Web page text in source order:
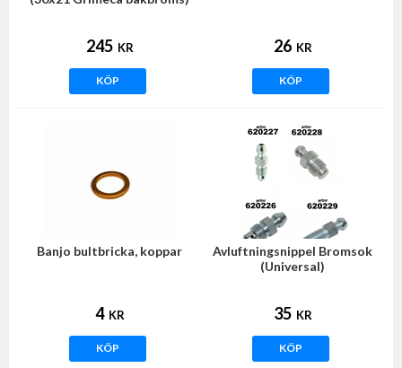
245 KR
KÖP
26 KR
KÖP
Banjo bultbricka, koppar
4 KR
KÖP
Avluftningsnippel Bromsok
(Universal)
35 KR
KÖP